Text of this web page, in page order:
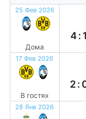
25 Фев 2026
Дома
4:1
17 Фев 2026
В гостях
28 Янв 2026